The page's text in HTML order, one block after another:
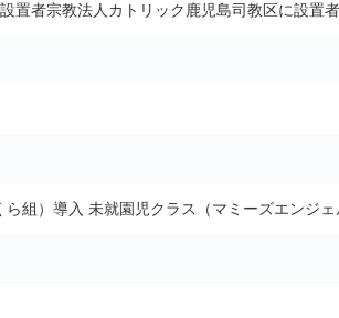
置者宗教法人カトリック鹿児島司教区に設置
組） 導入 未就園児クラス（マミーズエンジェ